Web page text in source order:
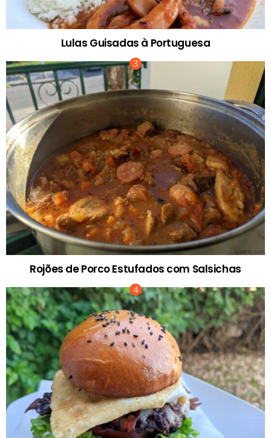
Lulas Guisadas à Portuguesa
Rojões de Porco Estufados com Salsichas